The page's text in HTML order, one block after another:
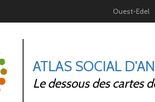
Ouest-Edel
ATLAS SOCIAL
Le dessous des cartes